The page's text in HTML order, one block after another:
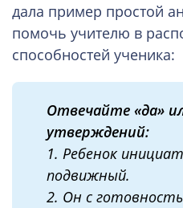
дала пример простой
помочь учителю в
способностей ученика:
Отвечайте «да»
утверждений:
1. Ребенок
подвижный.
2. Он с